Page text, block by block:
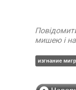
мишею і
изгнание